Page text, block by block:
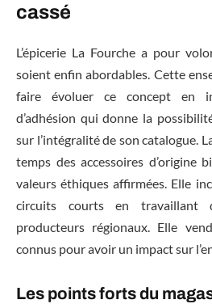
cassé
L’épicerie La Fourche a pour
soient enfin abordables. Cette
faire évoluer ce concept en
d’adhésion qui donne la
sur l’intégralité de son catalogue.
temps des accessoires d’origine
valeurs éthiques affirmées. Elle
circuits courts en travaillant
producteurs régionaux. Elle
connus pour avoir un impact sur
Les points forts du